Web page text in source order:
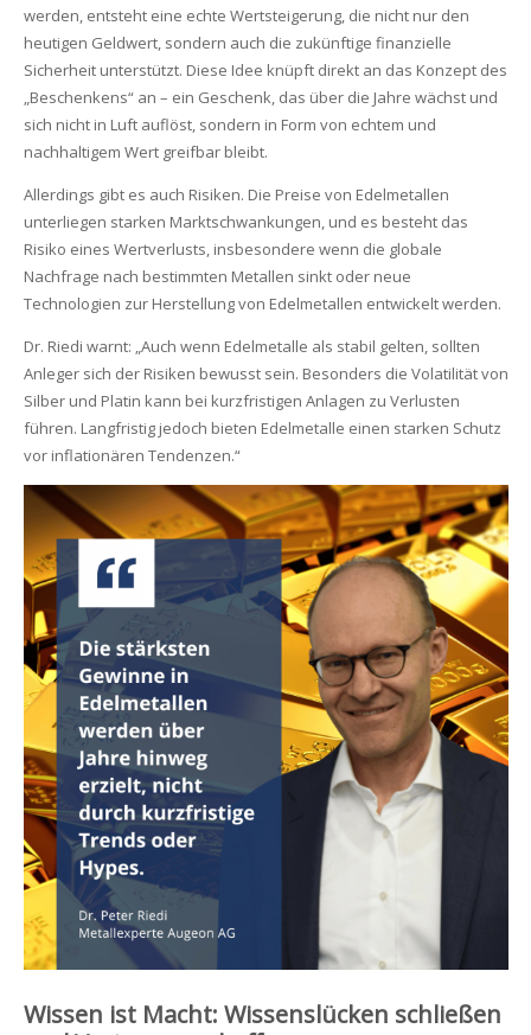
werden, entsteht eine echte Wertsteigerung, die nicht nur den
heutigen Geldwert, sondern auch die zukünftige finanzielle
Sicherheit unterstützt. Diese Idee knüpft direkt an das Konzept des
„Beschenkens“ an – ein Geschenk, das über die Jahre wächst und
sich nicht in Luft auflöst, sondern in Form von echtem und
nachhaltigem Wert greifbar bleibt.
Allerdings gibt es auch Risiken. Die Preise von Edelmetallen
unterliegen starken Marktschwankungen, und es besteht das
Risiko eines Wertverlusts, insbesondere wenn die globale
Nachfrage nach bestimmten Metallen sinkt oder neue
Technologien zur Herstellung von Edelmetallen entwickelt werden.
Dr. Riedi warnt: „Auch wenn Edelmetalle als stabil gelten, sollten
Anleger sich der Risiken bewusst sein. Besonders die Volatilität von
Silber und Platin kann bei kurzfristigen Anlagen zu Verlusten
führen. Langfristig jedoch bieten Edelmetalle einen starken Schutz
vor inflationären Tendenzen.“
Wissen ist Macht: Wissenslücken schließen